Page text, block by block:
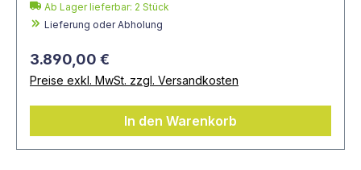
Ab Lager lieferbar: 2 Stück
Lieferung oder Abholung
3.890,00 €
Preise exkl. MwSt. zzgl. Versandkosten
In den Warenkorb